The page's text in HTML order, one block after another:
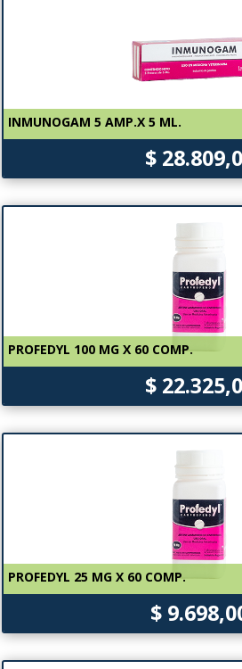
INMUNOGAM 5 AMP.X 5 ML.
$
PROFEDYL 100 MG X 60 COMP.
$
PROFEDYL 25 MG X 60 COMP.
$